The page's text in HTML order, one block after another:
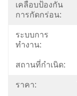
เคลือบป้องกัน
การกัดกร่อน:
ระบบการ
ทำงาน:
สถานที่กำเนิด:
ราคา: